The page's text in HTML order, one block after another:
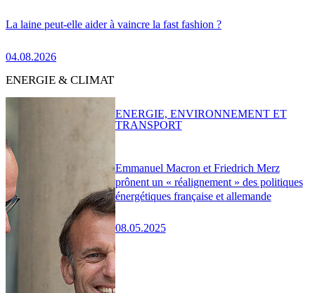
La laine peut-elle aider à vaincre la fast fashion ?
04.08.2026
ENERGIE & CLIMAT
Emmanuel Macron et Friedrich Merz
prônent un « réalignement » des politiques
énergétiques française et allemande
08.05.2025
ENERGIE, ENVIRONNEMENT ET
TRANSPORT